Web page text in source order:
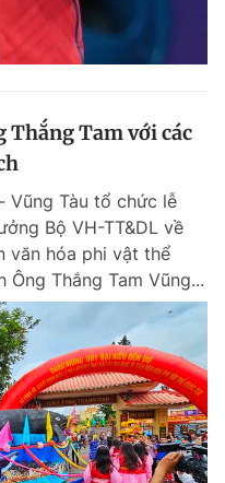
Thắng Tam với các
Vũng Tàu tổ chức lễ
Bộ VH-TT&DL về
văn hóa phi vật thể
Thắng Tam Vũng...